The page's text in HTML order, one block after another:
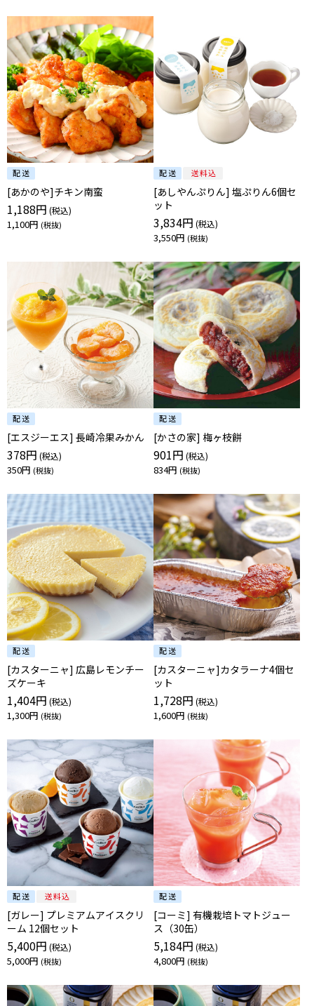
[あかのや]チキン南蛮
1,188円
1,100円
[あしやんぷりん] 塩ぷりん6個セ
ット
3,834円
3,550円
[エスジーエス] 長崎冷果みかん
378円
350円
[かさの家] 梅ヶ枝餅
901円
834円
[カスターニャ] 広島レモンチー
ズケーキ
1,404円
1,300円
[カスターニャ]カタラーナ4個セ
ット
1,728円
1,600円
[ガレー] プレミアムアイスクリ
ーム 12個セット
5,400円
5,000円
[コーミ] 有機栽培トマトジュー
ス（30缶）
5,184円
4,800円